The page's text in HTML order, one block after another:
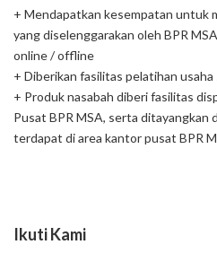
+ Mendapatkan kesempatan
yang diselenggarakan oleh BPR
online / offline
+ Diberikan fasilitas pelatihan usaha
+ Produk nasabah diberi fasilitas
Pusat BPR MSA, serta ditayangkan
terdapat di area kantor pusat BPR
Ikuti Kami